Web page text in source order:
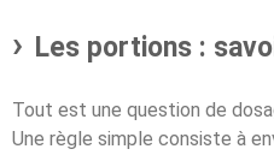
Les portions :
Tout est une question de
Une règle simple consiste à